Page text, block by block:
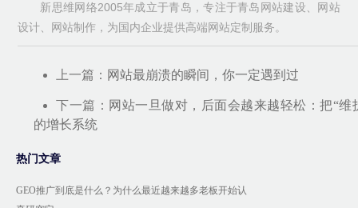
新思维网络2005年成立于青岛，专注于青岛网站建设、网站
设计、网站制作，为国内企业提供高端网站定制服务。
上一篇： 网站最崩溃的瞬间，你一定遇到过
下一篇： 网站一旦做对，后面会越来越轻松：把“维
的增长系统
热门文章
GEO推广到底是什么？为什么最近越来越多老板开始认